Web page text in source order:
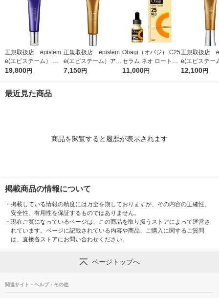
正規取扱店 epistem
e(エピステーム） ス
テムサイエンスアイ 1
19,800円
正規取扱店 epistem
e(エピステーム）アイ
パーフェクトショット
7,150円
Obagi（オバジ） C25
セラム ネオ ロート製
薬
11,000円
正規取扱店
e(エピステー
パーフェクト
12,100円
最近見た商品
商品を閲覧すると履歴が表示されます
掲載商品の情報について
・ 掲載している情報の精度には万全を期しておりますが、その内容の正確性、
安全性、有用性を保証するものではありません。
・ 現在ご覧になっているページは、この商品を取り扱うストアによって運営さ
れています。ページに記載されている内容や商品、ご購入に関するご質問
は、直接各ストアにお問い合わせください。
ページトップへ
関連サイト・ヘルプ・その他